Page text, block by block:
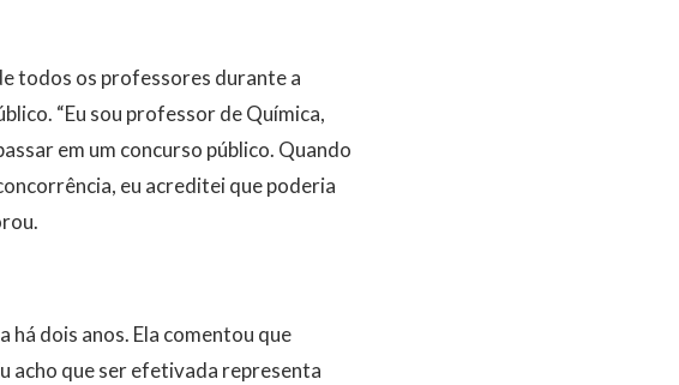
todos os professores durante a
“Eu sou professor de Química,
em um concurso público. Quando
eu acreditei que poderia
há dois anos. Ela comentou que
acho que ser efetivada representa